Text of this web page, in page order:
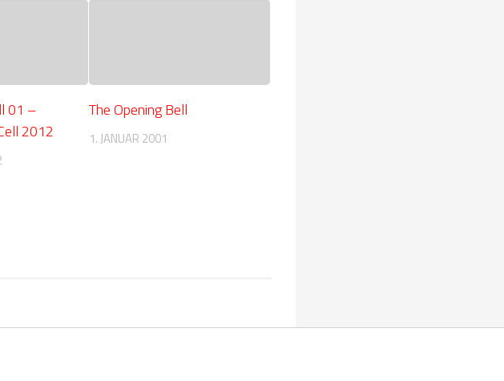
01 –
2012
The Opening Bell
1. JANUAR 2001